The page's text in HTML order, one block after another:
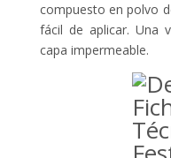
compuesto en polvo
fácil de aplicar. Una
capa impermeable.